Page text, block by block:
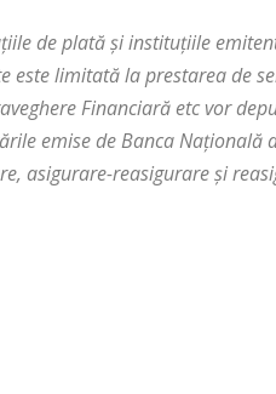
de plată şi instituţiile
este limitată la prestarea de
Financiară etc vor
emise de Banca Naţională
asigurare-reasigurare şi